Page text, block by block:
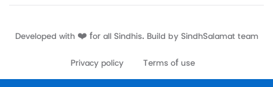
Developed with ❤️ for all Sindhis. Build by SindhSalamat
Terms of use
Privacy policy